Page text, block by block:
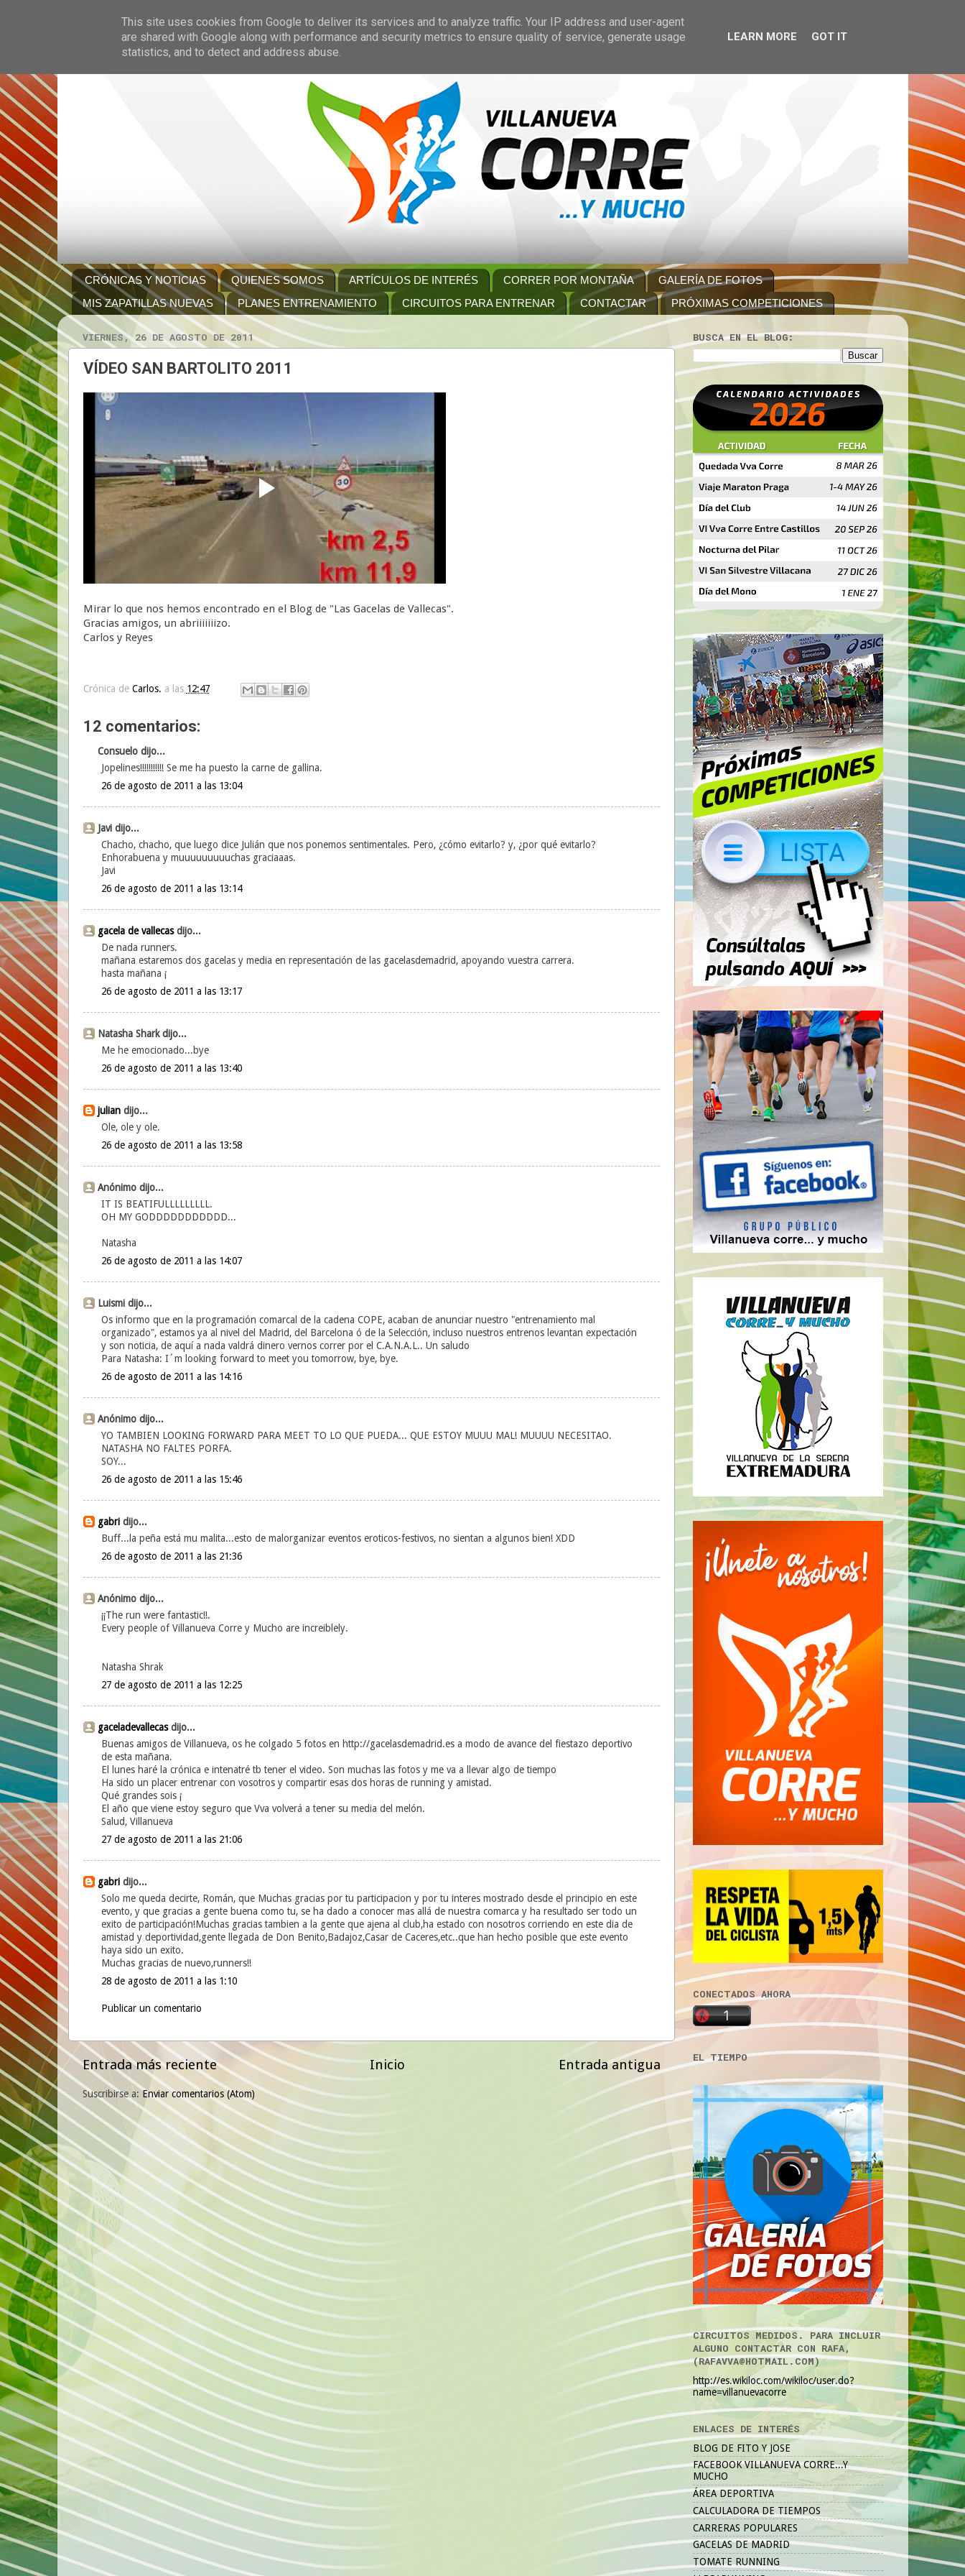
CRÓNICAS Y NOTICIAS QUIENES SOMOS ARTÍCULOS DE INTERÉS CORRER POR MONTAÑA
GALERÍA DE FOTOS
MIS ZAPATILLAS NUEVAS
PLANES ENTRENAMIENTO CIRCUITOS PARA ENTRENAR CONTACTAR PRÓXIMAS COMPETICIONES
VIERNES, 26 DE AGOSTO DE 2011
VÍDEO SAN BARTOLITO 2011
Mirar lo que nos hemos encontrado en el Blog de "Las Gacelas de Vallecas".
Gracias amigos, un abriiiiiiizo.
Carlos y Reyes
Crónica de Carlos. a las 12:47
12 comentarios:
Consuelo dijo...
Jopelines!!!!!!!!!!! Se me ha puesto la carne de gallina.
26 de agosto de 2011 a las 13:04
Javi dijo...
Chacho, chacho, que luego dice Julián que nos ponemos sentimentales. Pero, ¿cómo evitarlo? y, ¿por qué evitarlo?
Enhorabuena y muuuuuuuuuchas graciaaas.
Javi
26 de agosto de 2011 a las 13:14
gacela de vallecasdijo...
De nada runners.
mañana estaremos dos gacelas y media en representación de las gacelasdemadrid, apoyando vuestra carrera.
hasta mañana ¡
26 de agosto de 2011 a las 13:17
Natasha Shark dijo...
Me he emocionado...bye
26 de agosto de 2011 a las 13:40
juliandijo...
Ole, ole y ole.
26 de agosto de 2011 a las 13:58
Anónimo dijo...
IT IS BEATIFULLLLLLLLL.
OH MY GODDDDDDDDDDD...
Natasha
26 de agosto de 2011 a las 14:07
Luismi dijo...
Os informo que en la programación comarcal de la cadena COPE, acaban de anunciar nuestro "entrenamiento mal
organizado", estamos ya al nivel del Madrid, del Barcelona ó de la Selección, incluso nuestros entrenos levantan expectación
y son noticia, de aquí a nada valdrá dinero vernos correr por el C.A.N.A.L.. Un saludo
Para Natasha: I´m looking forward to meet you tomorrow, bye, bye.
26 de agosto de 2011 a las 14:16
Anónimo dijo...
YO TAMBIEN LOOKING FORWARD PARA MEET TO LO QUE PUEDA... QUE ESTOY MUUU MAL! MUUUU NECESITAO.
NATASHA NO FALTES PORFA.
SOY...
26 de agosto de 2011 a las 15:46
gabridijo...
Buff...la peña está mu malita...esto de malorganizar eventos eroticos-festivos, no sientan a algunos bien! XDD
26 de agosto de 2011 a las 21:36
Anónimo dijo...
¡¡The run were fantastic!!.
Every people of Villanueva Corre y Mucho are increiblely.
Natasha Shrak
27 de agosto de 2011 a las 12:25
gaceladevallecasdijo...
Buenas amigos de Villanueva, os he colgado 5 fotos en http://gacelasdemadrid.es a modo de avance del fiestazo deportivo
de esta mañana.
El lunes haré la crónica e intenatré tb tener el video. Son muchas las fotos y me va a llevar algo de tiempo
Ha sido un placer entrenar con vosotros y compartir esas dos horas de running y amistad.
Qué grandes sois ¡
El año que viene estoy seguro que Vva volverá a tener su media del melón.
Salud, Villanueva
27 de agosto de 2011 a las 21:06
gabridijo...
Solo me queda decirte, Román, que Muchas gracias por tu participacion y por tu interes mostrado desde el principio en este
evento, y que gracias a gente buena como tu, se ha dado a conocer mas allá de nuestra comarca y ha resultado ser todo un
exito de participación!Muchas gracias tambien a la gente que ajena al club,ha estado con nosotros corriendo en este dia de
amistad y deportividad,gente llegada de Don Benito,Badajoz,Casar de Caceres,etc..que han hecho posible que este evento
haya sido un exito.
Muchas gracias de nuevo,runners!!
28 de agosto de 2011 a las 1:10
Publicar un comentario
Entrada más reciente Entrada antigua
Inicio
Suscribirse a:Enviar comentarios (Atom)
BUSCA EN EL BLOG:
CONECTADOS AHORA
EL TIEMPO
CIRCUITOS MEDIDOS. PARA INCLUIR
ALGUNO CONTACTAR CON RAFA,
(RAFAVVA@HOTMAIL.COM)
http://es.wikiloc.com/wikiloc/user.do?
name=villanuevacorre
ENLACES DE INTERÉS
BLOG DE FITO Y JOSE
FACEBOOK VILLANUEVA CORRE...Y
MUCHO
ÁREA DEPORTIVA
CALCULADORA DE TIEMPOS
CARRERAS POPULARES
GACELAS DE MADRID
TOMATE RUNNING
This site uses cookies from Google to deliver its services and to analyze traffic. Your IP address and user-agent
are shared with Google along with performance and security metrics to ensure quality of service, generate usage
statistics, and to detect and address abuse.
LEARN MORE GOT IT